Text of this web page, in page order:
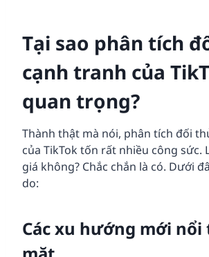
Tại sao phân tích
cạnh tranh của
quan trọng?
Thành thật mà nói, phân tích đối
của TikTok tốn rất nhiều công sức.
giá không? Chắc chắn là có. Dưới
do:
Các xu hướng mới nổi